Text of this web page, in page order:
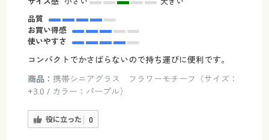
品質
お買い得感
使いやすさ
コンパクトでかさばらないので持ち運びに便利です。
商品： 携帯シニアグラス フラワーモチーフ（サイズ：
+3.0 / カラー：パープル）
役に立った 0